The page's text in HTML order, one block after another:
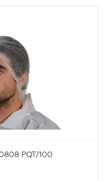
PQT/100